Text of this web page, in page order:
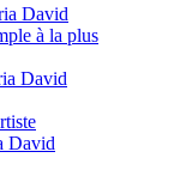
David
à la plus
David
David